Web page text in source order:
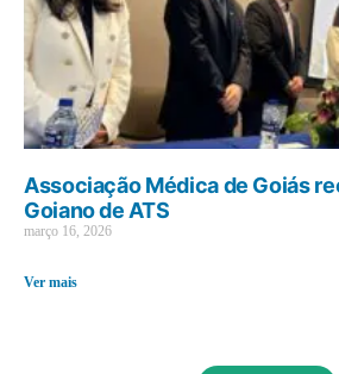
Associação Médica de Goiás
Goiano de ATS
março 16, 2026
Ver mais